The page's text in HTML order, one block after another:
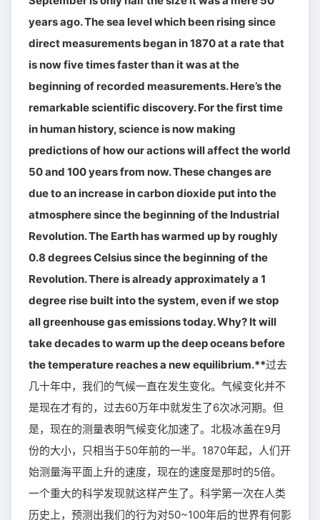
years ago. The sea level which been rising since
direct measurements began in 1870 at a rate that
is now five times faster than it was at the
beginning of recorded measurements. Here’s the
remarkable scientific discovery. For the first time
in human history, science is now making
predictions of how our actions will affect the world
50 and 100 years from now. These changes are
due to an increase in carbon dioxide put into the
atmosphere since the beginning of the Industrial
Revolution. The Earth has warmed up by roughly
0.8 degrees Celsius since the beginning of the
Revolution. There is already approximately a 1
degree rise built into the system, even if we stop
all greenhouse gas emissions today. Why? It will
take decades to warm up the deep oceans before
the temperature reaches a new equilibrium.**过去
几十年中，我们的气候一直在发生变化。气候变化并不
是现在才有的，过去60万年中就发生了6次冰河期。但
是，现在的测量表明气候变化加速了。北极冰盖在9月
份的大小，只相当于50年前的一半。1870年起，人们开
始测量海平面上升的速度，现在的速度是那时的5倍。
一个重大的科学发现就这样产生了。科学第一次在人类
历史上，预测出我们的行为对50~100年后的世界有何影